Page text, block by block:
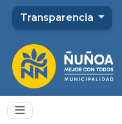
Transparencia